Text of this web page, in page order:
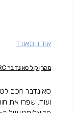
אודיו וסאונד
מקרן קול סאונד בר SONOS ARC
סאונדבר חכם
ועוד. שפרו את